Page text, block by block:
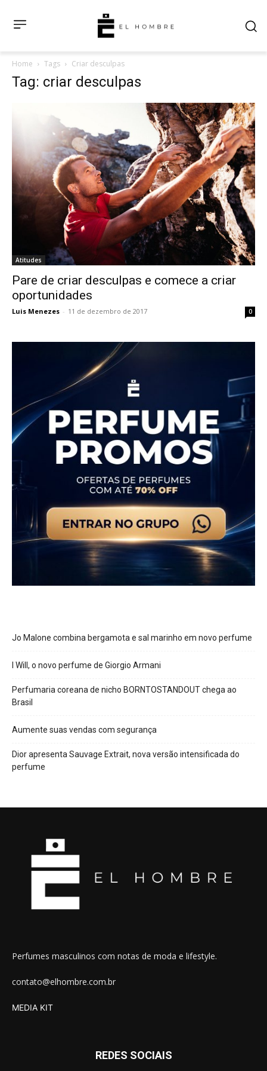
Home Tags Criar desculpas
Tag: criar desculpas
Atitudes
Pare de criar desculpas e comece a criar
oportunidades
Luis Menezes - 11 de dezembro de 2017 0
Jo Malone combina bergamota e sal marinho em novo perfume
I Will, o novo perfume de Giorgio Armani
Perfumaria coreana de nicho BORNTOSTANDOUT chega ao
Brasil
Aumente suas vendas com segurança
Dior apresenta Sauvage Extrait, nova versão intensificada do
perfume
Perfumes masculinos com notas de moda e lifestyle.
contato@elhombre.com.br
MEDIA KIT
REDES SOCIAIS